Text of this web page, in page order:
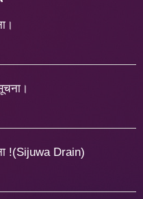
!(Sijuwa Drain)